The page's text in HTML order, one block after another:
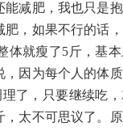
减肥，我也只是
，如果不行的话
体就瘦了5斤，基
因为每个人的体
了，只要继续吃，
太不可思议了。